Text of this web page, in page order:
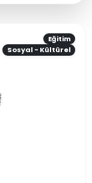
Eğitim
Sosyal - Kültürel